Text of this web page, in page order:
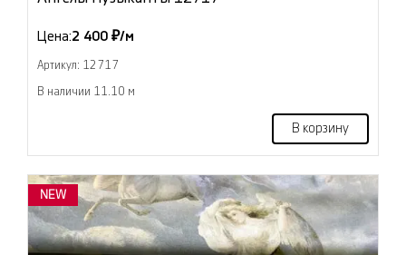
Цена:2 400 ₽/м
Артикул: 12717
В наличии 11.10 м
В корзину
NEW